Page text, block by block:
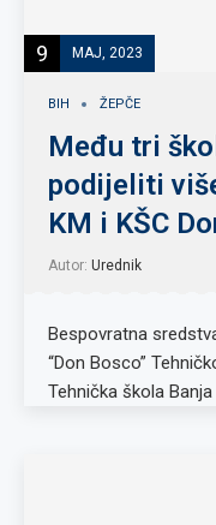
9 MAJ, 2023
BIH ŽEPČE
Među tri
podijeliti
KM i KŠC
Autor: Urednik
Bespovratna
“Don Bosco”
Tehnička škola